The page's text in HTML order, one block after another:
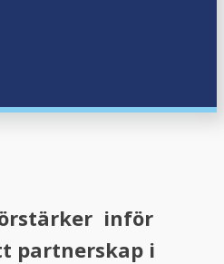
inför
partnerskap i